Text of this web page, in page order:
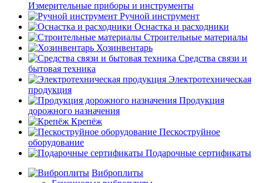
Измерительные приборы и инструменты
Ручной инструмент
Оснастка и расходники
Строительные материалы
Хозинвентарь
Средства связи и
бытовая техника
Электротехническая
продукция
Продукция
дорожного назначения
Крепёж
Пескоструйное
оборудование
Подарочные сертификаты
Виброплиты